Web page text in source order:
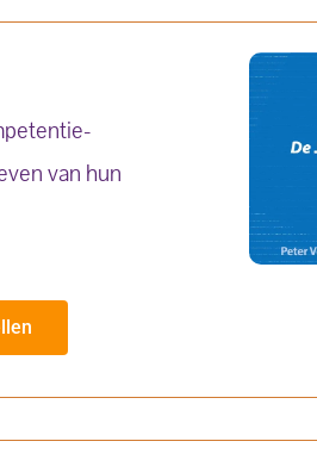
van hun